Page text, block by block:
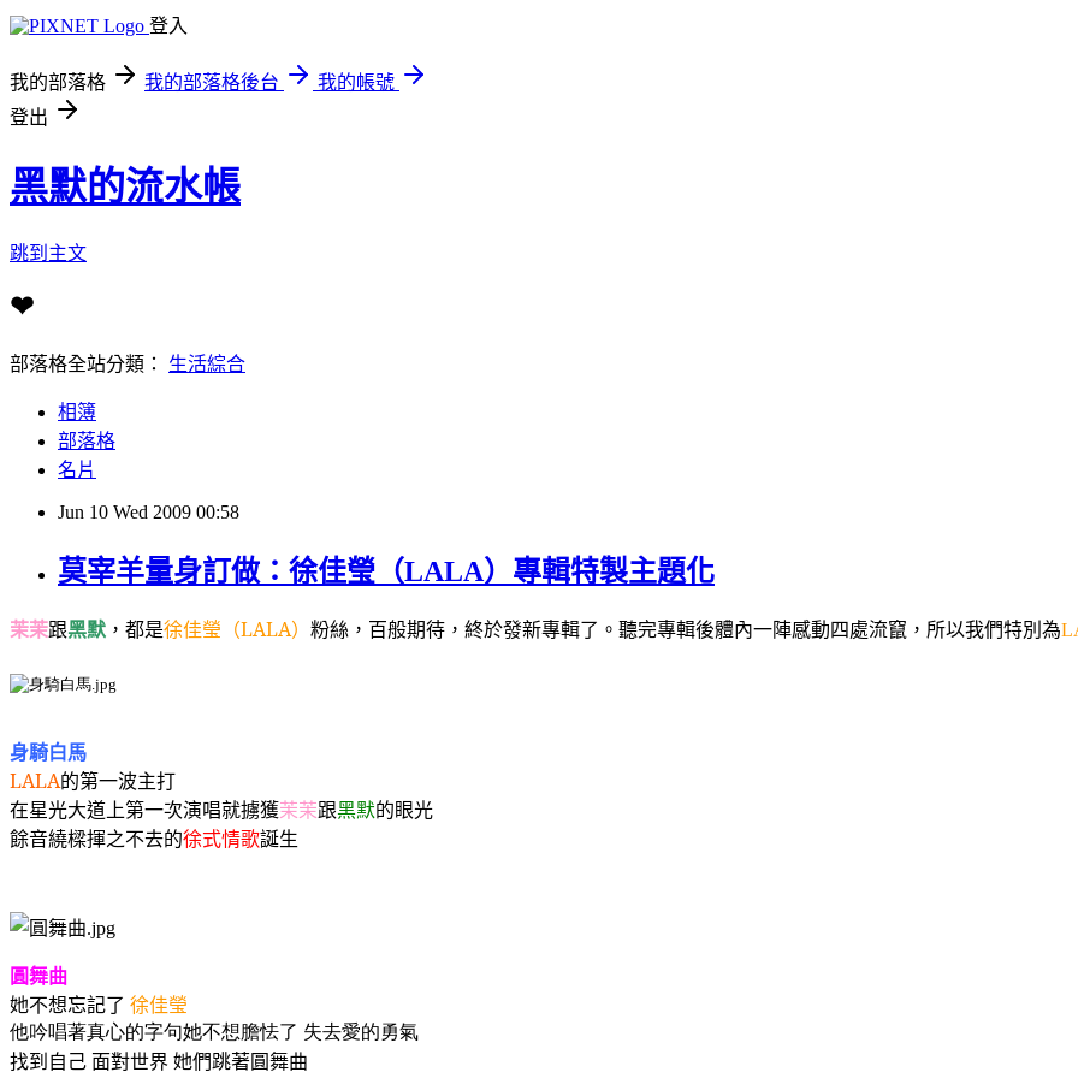
登入
我的部落格 我的部落格後台
我的帳號
登出
黑默的流水帳
跳到主文
❤
部落格全站分類： 生活綜合
相簿
部落格
名片
Jun 10 Wed 2009 00:58
莫宰羊量身訂做：徐佳瑩（LALA）專輯特製主題化
茉茉跟黑默 ， 都是徐佳瑩 （LALA） 粉絲 ，百般期待 ， 終於發新專輯了。 聽完專輯後體內一陣感動四處流竄，所以我們特別為
身騎白馬
LALA的第一波主打
在星光大道上第一次演唱就擄獲茉茉跟黑默的眼光
餘音繞樑揮之不去的徐式情歌誕生
圓舞曲
她不想忘記了 徐佳瑩
他吟唱著真心的字句她不想膽怯了 失去愛的勇氣
找到自己 面對世界 她們跳著圓舞曲